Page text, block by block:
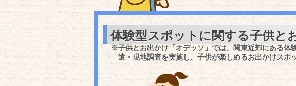
体験型スポットに関する子供と
※子供とお出かけ「オデッソ」では、関東近郊にある体
遣・現地調査を実施し、子供が楽しめるお出かけスポ